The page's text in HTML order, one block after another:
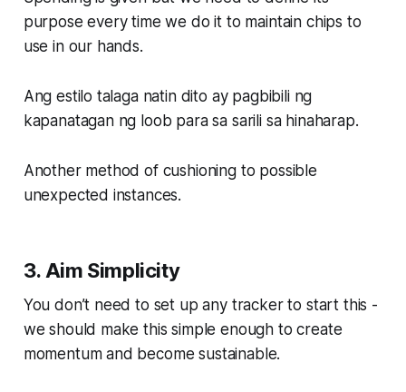
purpose every time we do it to maintain chips to
use in our hands.
Ang estilo talaga natin dito ay pagbibili ng
kapanatagan ng loob para sa sarili sa hinaharap.
Another method of cushioning to possible
unexpected instances.
3. Aim Simplicity
You don’t need to set up any tracker to start this -
we should make this simple enough to create
momentum and become sustainable.